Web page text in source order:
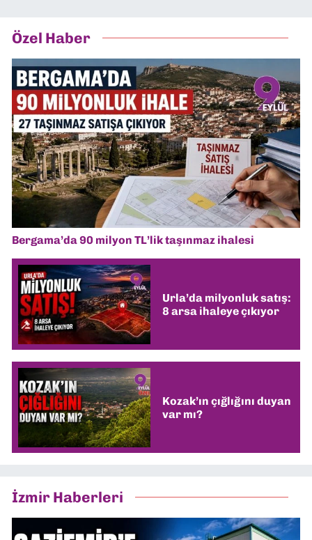
Özel Haber
Bergama’da 90 milyon TL’lik taşınmaz ihalesi
Urla’da milyonluk satış:
8 arsa ihaleye çıkıyor
Kozak’ın çığlığını duyan
var mı?
İzmir Haberleri